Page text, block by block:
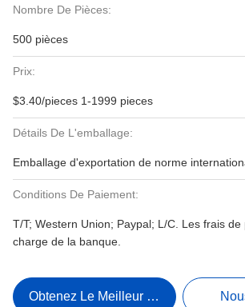
Nombre De Pièces:
500 pièces
Prix:
$3.40/pieces 1-1999 pieces
Détails De L'emballage:
Emballage d'exportation de norme
Conditions De Paiement:
T/T; Western Union; Paypal; L/C. Les frais de
charge de la banque.
Obtenez Le Meilleur Prix